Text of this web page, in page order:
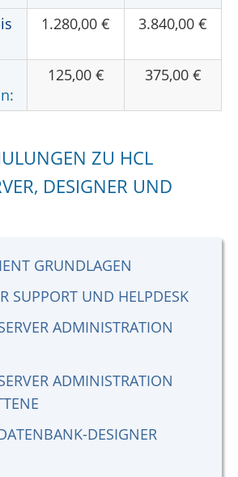
1.280,00 € 3.840,00 €
125,00 € 375,00 €
ZU HCL
DESIGNER UND
GRUNDLAGEN
SUPPORT UND HELPDESK
ADMINISTRATION
ADMINISTRATION
DESIGNER